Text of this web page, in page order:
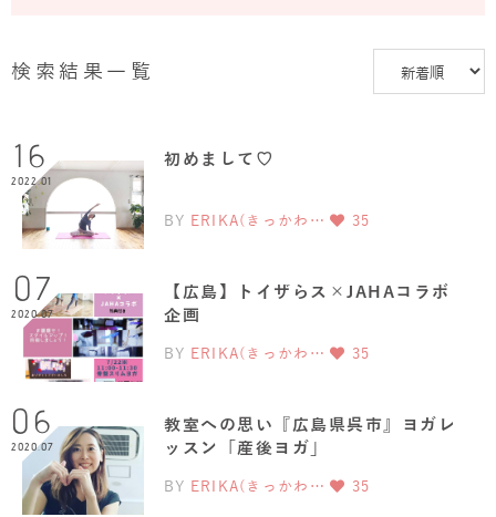
検索結果一覧
16
2022.01
初めまして♡
BY ERIKA(きっかわ… 35
07
2020.07
【広島】トイザらス×JAHAコラボ
企画
BY ERIKA(きっかわ… 35
06
2020.07
教室への思い『広島県呉市』ヨガレ
ッスン「産後ヨガ」
BY ERIKA(きっかわ… 35